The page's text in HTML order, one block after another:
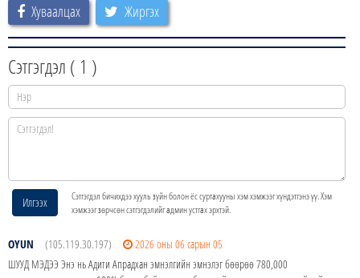
Хуваалцах Жиргэх
Сэтгэгдэл ( 1 )
Илгээх
Сэтгэгдэл бичихдээ хууль зүйн болон ёс суртахууны хэм хэмжээг хүндэтгэнэ үү. Хэм
хэмжээг зөрчсөн сэтгэгдэлийг админ устгах эрхтэй.
OYUN (105.119.30.197)
2026 оны 06 сарын 05
ШУУД МЭДЭЭ Энэ нь Адити Апрадхан эмнэлгийн эмнэлэг бөөрөө 780,000